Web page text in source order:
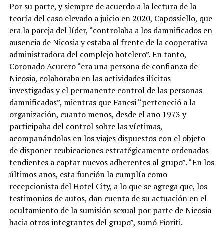
Por su parte, y siempre de acuerdo a la lectura de la
teoría del caso elevado a juicio en 2020, Capossiello, que
era la pareja del líder, “controlaba a los damnificados en
ausencia de Nicosia y estaba al frente de la cooperativa
administradora del complejo hotelero”. En tanto,
Coronado Acurero “era una persona de confianza de
Nicosia, colaboraba en las actividades ilícitas
investigadas y el permanente control de las personas
damnificadas”, mientras que Fanesi “perteneció a la
organización, cuanto menos, desde el año 1973 y
participaba del control sobre las víctimas,
acompañándolas en los viajes dispuestos con el objeto
de disponer reubicaciones estratégicamente ordenadas
tendientes a captar nuevos adherentes al grupo”. “En los
últimos años, esta función la cumplía como
recepcionista del Hotel City, a lo que se agrega que, los
testimonios de autos, dan cuenta de su actuación en el
ocultamiento de la sumisión sexual por parte de Nicosia
hacia otros integrantes del grupo”, sumó Fioriti.